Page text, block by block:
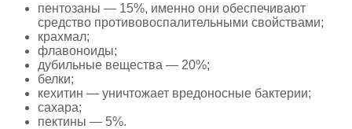
пентозаны — 15%, именно они обеспечивают
средство противовоспалительными свойствами;
крахмал;
флавоноиды;
дубильные вещества — 20%;
белки;
кехитин — уничтожает вредоносные бактерии;
сахара;
пектины — 5%.